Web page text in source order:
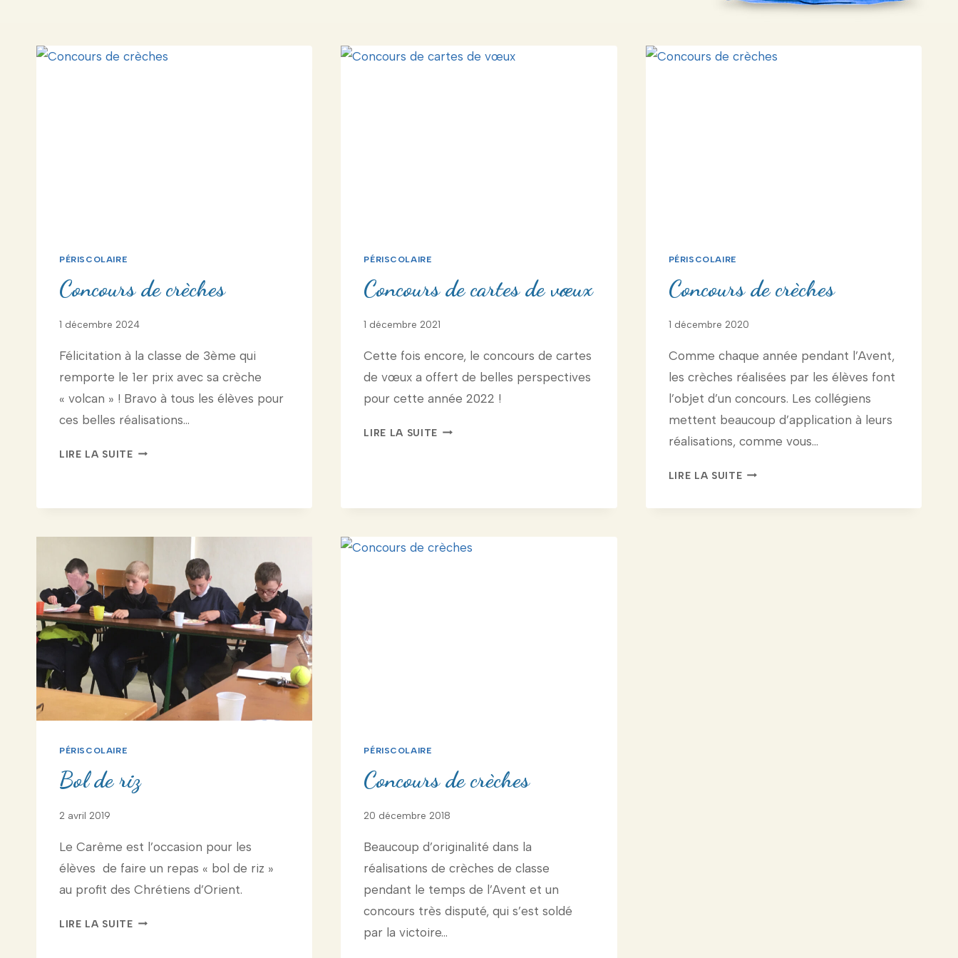
PÉRISCOLAIRE
Concours de crèches
1 décembre 2024
​Félicitation à la classe de 3ème qui
remporte le 1er prix avec sa crèche
« volcan » ! ​Bravo à tous les élèves pour
ces belles réalisations…
LIRE LA SUITECONCOURS
PÉRISCOLAIRE
Concours de cartes de vœux
1 décembre 2021
Cette fois encore, le concours de cartes
de vœux a offert de belles perspectives
pour cette année 2022 !
LIRE LA SUITE CONCOURS
PÉRISCOLAIRE
Concours de crèches
1 décembre 2020
Comme chaque année pendant l’Avent,
les crèches réalisées par les élèves font
l’objet d’un concours. Les collégiens
mettent beaucoup d’application à leurs
réalisations, comme vous…
LIRE LA SUITECONCOURS
CRÈCHES
PÉRISCOLAIRE
Bol de riz
2 avril 2019
Le Carême est l’occasion pour les
élèves de faire un repas « bol de riz »
au profit des Chrétiens d’Orient.
LIRE LA SUITEBOL
PÉRISCOLAIRE
Concours de crèches
20 décembre 2018
Beaucoup d’originalité dans la
réalisations de crèches de classe
pendant le temps de l’Avent et un
concours très disputé, qui s’est soldé
par la victoire…